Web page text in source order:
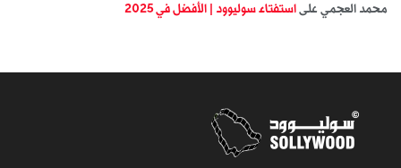
محمد العجمي على استفتاء سوليوود | الأفضل في 2025